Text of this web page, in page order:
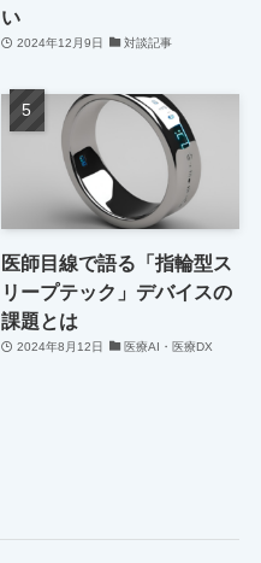
い
2024年12月9日 対談記事
医師目線で語る「指輪型ス
リープテック」デバイスの
課題とは
2024年8月12日 医療AI・医療DX